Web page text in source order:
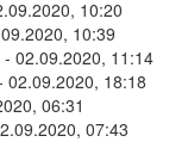
10:20
10:39
- 02.09.2020, 11:14
02.09.2020, 18:18
06:31
07:43